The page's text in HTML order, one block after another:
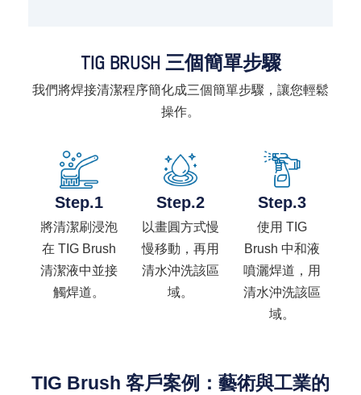
TIG BRUSH 三個簡單步驟
我們將焊接清潔程序簡化成三個簡單步驟，讓您輕鬆
操作。
Step.1
將清潔刷浸泡
在 TIG Brush
清潔液中並接
觸焊道。
Step.2
以畫圓方式慢
慢移動，再用
清水沖洗該區
域。
​Step.3
使用 TIG
Brush 中和液
噴灑焊道，用
清水沖洗該區
域。
TIG Brush 客戶案例：藝術與工業的